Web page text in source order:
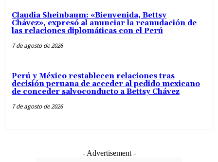
Claudia Sheinbaum: «Bienvenida, Bettsy
Chávez», expresó al anunciar la reanudación de
las relaciones diplomáticas con el Perú
7 de agosto de 2026
Perú y México restablecen relaciones tras
decisión peruana de acceder al pedido mexicano
de conceder salvoconducto a Bettsy Chávez
7 de agosto de 2026
- Advertisement -